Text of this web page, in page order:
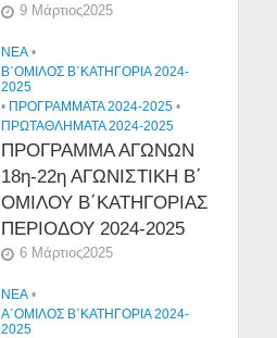
9 Μάρτιος2025
NEA •
Β΄ΟΜΙΛΟΣ Β΄ΚΑΤΗΓΟΡΙΑ 2024-
2025
• ΠΡΟΓΡΑΜΜΑΤΑ 2024-2025 •
ΠΡΩΤΑΘΛΗΜΑΤΑ 2024-2025
ΠΡΟΓΡΑΜΜΑ ΑΓΩΝΩΝ
18η-22η ΑΓΩΝΙΣΤΙΚΗ Β΄
ΟΜΙΛΟΥ Β΄ΚΑΤΗΓΟΡΙΑΣ
ΠΕΡΙΟΔΟΥ 2024-2025
6 Μάρτιος2025
NEA •
Α΄ΟΜΙΛΟΣ Β΄ΚΑΤΗΓΟΡΙΑ 2024-
2025